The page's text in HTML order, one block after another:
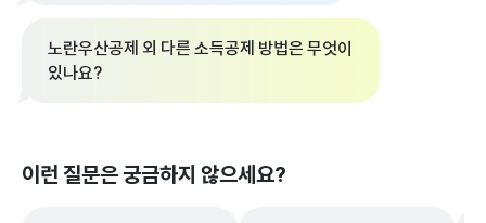
노란우산공제 외 다른 소득공제 방법은 무엇이
있나요?
이런 질문은 궁금하지 않으세요?